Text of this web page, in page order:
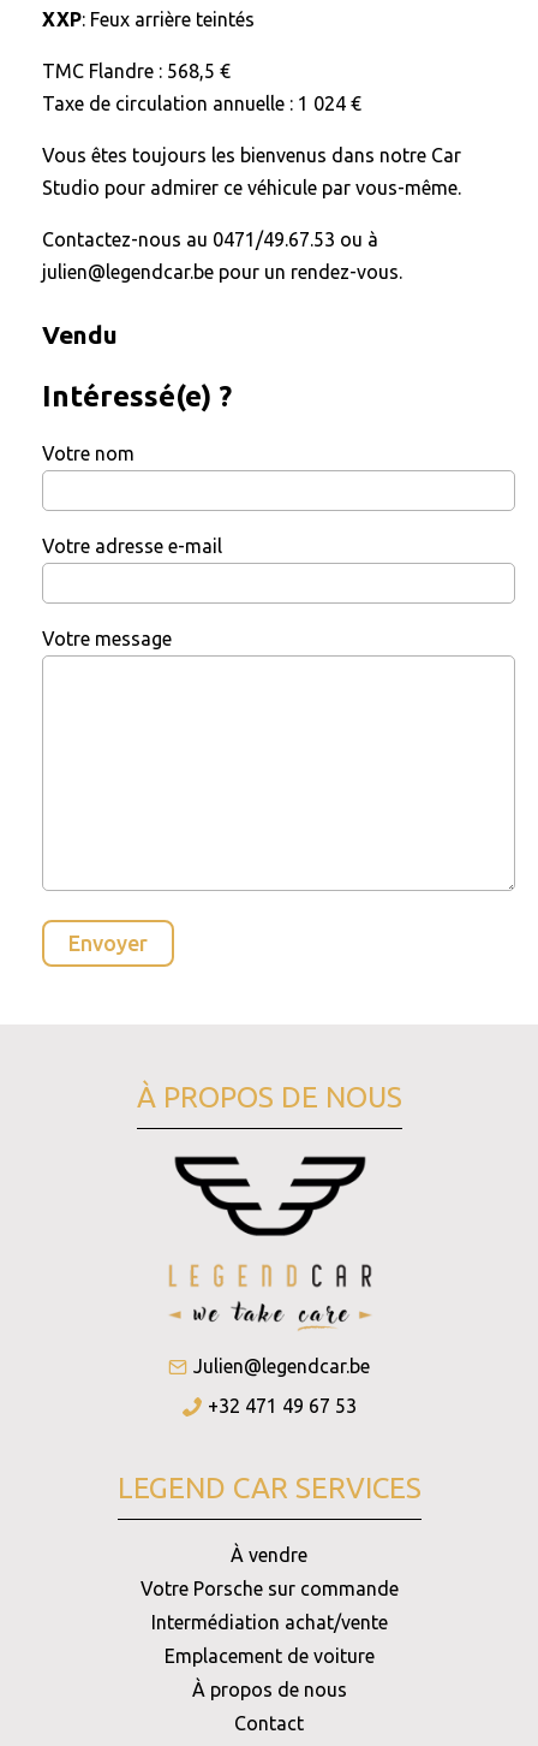
XXP: Feux arrière teintés
TMC Flandre : 568,5 €
Taxe de circulation annuelle : 1 024 €
Vous êtes toujours les bienvenus dans notre Car
Studio pour admirer ce véhicule par vous-même.
Contactez-nous au 0471/49.67.53 ou à
julien@legendcar.be pour un rendez-vous.
Vendu
Intéressé(e) ?
Votre nom
Votre adresse e-mail
Votre message
À PROPOS DE NOUS
Julien@legendcar.be
+32 471 49 67 53
LEGEND CAR SERVICES
À vendre
Votre Porsche sur commande
Intermédiation achat/vente
Emplacement de voiture
À propos de nous
Contact